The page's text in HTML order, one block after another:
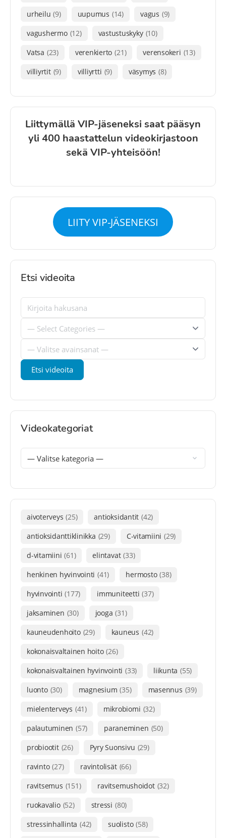
urheilu (9) uupumus (14) vagus (9)
vagushermo (12) vastustuskyky (10)
Vatsa (23) verenkierto (21) verensokeri (13)
villiyrtit (9) villiyrtti (9) väsymys (8)
Liittymällä VIP-jäseneksi saat pääsyn
yli 400 haastattelun videokirjastoon
sekä VIP-yhteisöön!
LIITY VIP-JÄSENEKSI
Etsi videoita
Videokategoriat
aivoterveys (25) antioksidantit (42)
antioksidanttiklinikka (29) C-vitamiini (29)
d-vitamiini (61) elintavat (33)
henkinen hyvinvointi (41) hermosto (38)
hyvinvointi (177) immuniteetti (37)
jaksaminen (30) jooga (31)
kauneudenhoito (29) kauneus (42)
kokonaisvaltainen hoito (26)
kokonaisvaltainen hyvinvointi (33) liikunta (55)
luonto (30) magnesium (35) masennus (39)
mielenterveys (41) mikrobiomi (32)
palautuminen (57) paraneminen (50)
probiootit (26) Pyry Suonsivu (29)
ravinto (27) ravintolisät (66)
ravitsemus (151) ravitsemushoidot (32)
ruokavalio (52) stressi (80)
stressinhallinta (42) suolisto (58)